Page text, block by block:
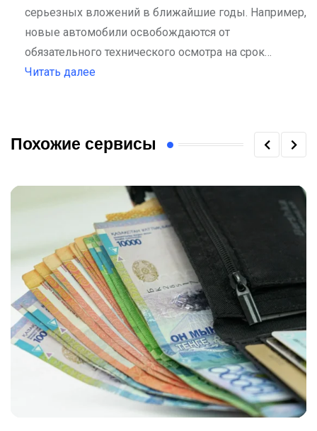
серьезных вложений в ближайшие годы. Например,
новые автомобили освобождаются от
обязательного технического осмотра на срок…
Читать далее:
проходить
нового
авто
только
в
автосалоне
—
такое
требование
нарушает
закон
Похожие сервисы